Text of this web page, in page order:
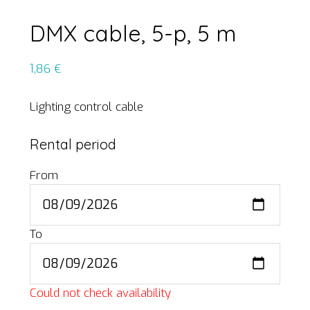
DMX cable, 5-p, 5 m
1,86 €
Lighting control cable
Rental period
From
To
Could not check availability